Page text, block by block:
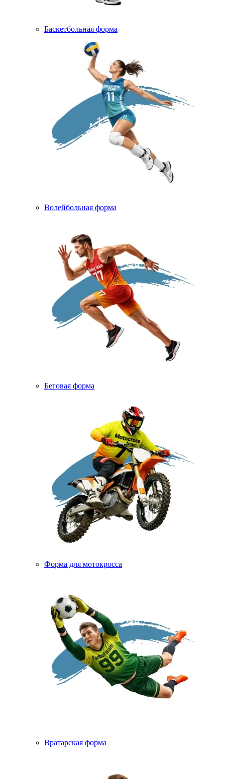
Баскетбольная форма
Волейбольная форма
Беговая форма
Форма для мотокросса
Вратарская форма